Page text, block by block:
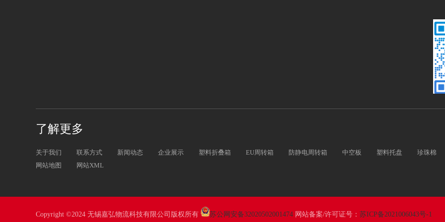
了解更多
关于我们 联系方式 新闻动态 企业展示 塑料折叠箱 EU周转箱 防静电周转箱 中空板 塑料托盘
珍珠棉
网站地图
网站XML
Copyright ©2024 无锡嘉弘物流科技有限公司版权所有 苏公网安备32020502001474 网站备案/许可证号： 苏ICP备2021006043号-1